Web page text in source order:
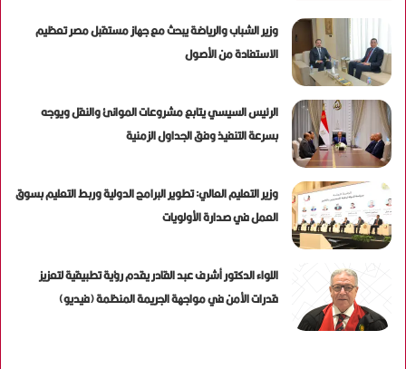
وزير الشباب والرياضة يبحث مع جهاز مستقبل مصر تعظيم
الاستفادة من الأصول
الرئيس السيسي يتابع مشروعات الموانئ والنقل ويوجه
بسرعة التنفيذ وفق الجداول الزمنية
وزير التعليم العالي: تطوير البرامج الدولية وربط التعليم بسوق
العمل في صدارة الأولويات
اللواء الدكتور أشرف عبد القادر يقدم رؤية تطبيقية لتعزيز
قدرات الأمن في مواجهة الجريمة المنظمة (فيديو)